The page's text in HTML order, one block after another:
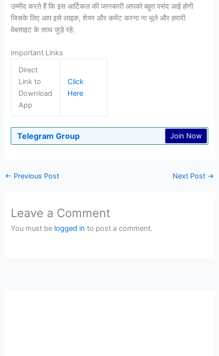
उम्मीद करते हैं कि इस आर्टिकल की जानकारी आपको बहुत पसंद आई होगी
जिसके लिए आप इसे लाइक, शेयर और कमेंट करना ना भूले और हमारी
वेबसाइट के साथ जुड़े रहे.
Important Links
Direct
Link to
Download
App
Click
Here
Telegram Group Join Now
← Previous Post Next Post →
Leave a Comment
You must be logged in to post a comment.